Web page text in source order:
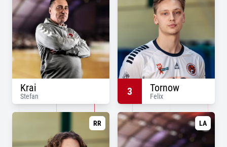
Krai
Stefan 3 Tornow
Felix
RR LA